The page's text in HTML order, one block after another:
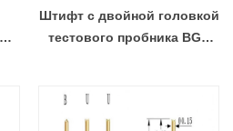
Штифт с двойной головкой
тестового пробника BGA